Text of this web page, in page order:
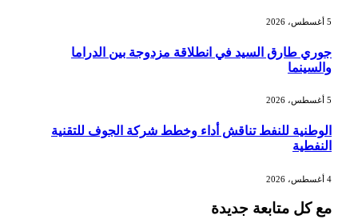
جوري طارق السيد في انطلاقة مزدوجة بين الدراما
والسينما
الوطنية للنفط تناقش أداء وخطط شركة الجوف للتقنية
النفطية
مع كل متابعة جديدة